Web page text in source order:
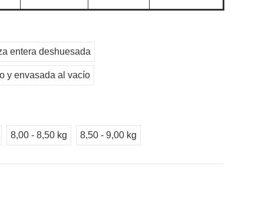
entera deshuesada
y envasada al vacío
8,00 - 8,50 kg 8,50 - 9,00 kg